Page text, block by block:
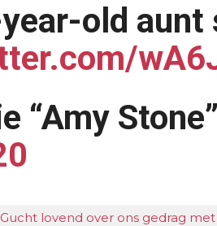
old aunt
“Amy
lovend over ons gedrag